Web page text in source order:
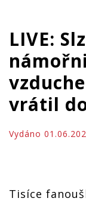
LIVE:
vrátil
Vydáno
Tisíce